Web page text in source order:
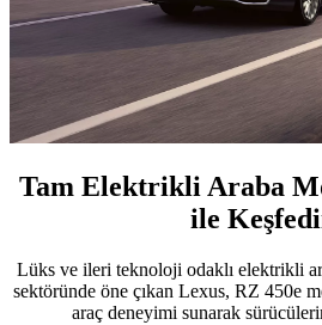
Tam Elektrikli Araba
ile
Lüks ve ileri teknoloji odaklı elektrikli
sektöründe öne çıkan Lexus, RZ 450e
araç deneyimi sunarak